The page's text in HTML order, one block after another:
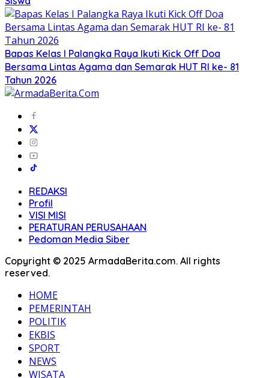
Bapas Kelas I Palangka Raya Ikuti Kick Off Doa
Bersama Lintas Agama dan Semarak HUT RI ke- 81
Tahun 2026
REDAKSI
Profil
VISI MISI
PERATURAN PERUSAHAAN
Pedoman Media Siber
Copyright © 2025 ArmadaBerita.com. All rights
reserved.
HOME
PEMERINTAH
POLITIK
EKBIS
SPORT
NEWS
WISATA